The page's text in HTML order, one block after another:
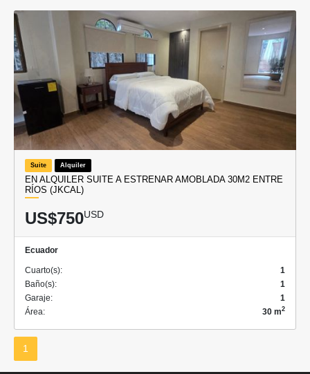
Suite Alquiler
EN ALQUILER SUITE A ESTRENAR AMOBLADA 30M2 ENTRE
RÍOS (JKCAL)
US$750USD
Ecuador
Cuarto(s):
1
Baño(s):
1
Garaje:
1
Área:
30 m2
1